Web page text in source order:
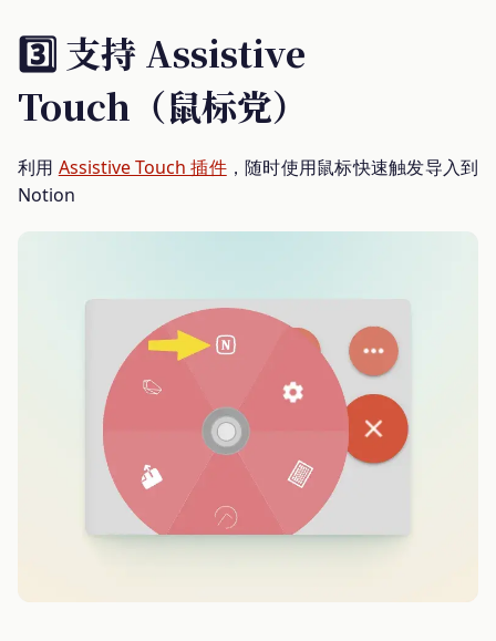
3️⃣ 支持 Assistive
Touch（鼠标党）
利用 Assistive Touch 插件，随时使用鼠标快速触发导入到
Notion